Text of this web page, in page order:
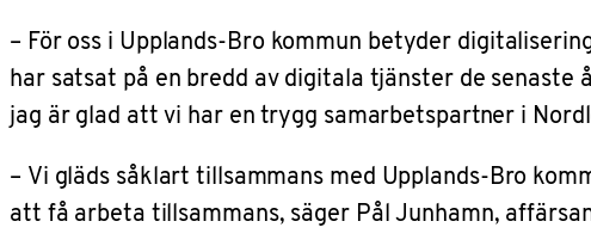
– För oss i Upplands-Bro kommun betyder
har satsat på en bredd av digitala tjänster de
jag är glad att vi har en trygg samarbetspartner i
– Vi gläds såklart tillsammans med Upplands-Bro
att få arbeta tillsammans, säger Pål Junhamn,